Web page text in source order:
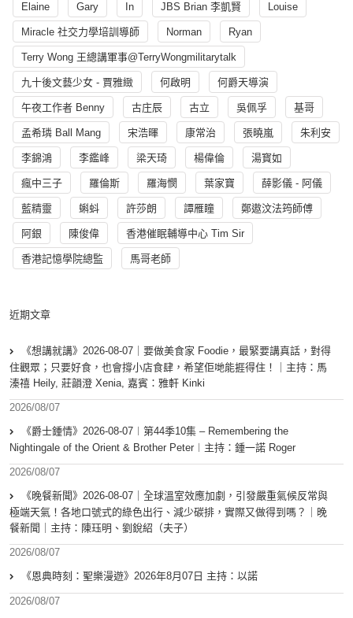
Elaine Gary In JBS Brian 李凱賢 Louise
Miracle 社交力學培訓導師 Norman Ryan
Terry Wong 王總講軍事@TerryWongmilitarytalk
九十後文藝少女 - 賈雅緻 何啟明 何爵天導演
午夜工作者 Benny 古庄辰 古立 吳佩孚 基哥
孟希璘 Ball Mang 宋浩暉 康常治 張曉嵐 朱利安
李錦鴻 李鑑峰 梁天琦 楊偉倫 湯寳如
瘋中三子 羅倫斯 羅海憫 葉家寶 薛影儀 - 阿儀
藍精靈 蝌蚪 許莎朗 譚雁瞳 鄭遨汶法筠師傅
阿銀 陳俊偉 香港催眠輔導中心 Tim Sir
香港記憶學院總監 馬哥老師
近期文章
《想講就講》2026-08-07｜要做美食家 Foodie，最緊要講真話，對得
住觀眾；只要好食，也會撐小店食肆，希望佢哋能捱得住！｜主持：馬
溱禧 Heily, 莊韻澄 Xenia, 嘉賓：雅軒 Kinki
2026/08/07
《爵士鍾情》2026-08-07︱第44季10集 – Remembering the
Nightingale of the Orient & Brother Peter︱主持：鍾一諾 Roger
2026/08/07
《晚餐新聞》2026-08-07｜全球溫室效應加劇，引發嚴重氣候反常與
極端天氣！各地口號式的綠色出行、減少碳排，實際又做得到嗎？｜晚
餐新聞｜主持：陳珏明、劉銳紹（夫子）
2026/08/07
《恩典時刻：聖樂漫遊》2026年8月07日 主持：以諾
2026/08/07